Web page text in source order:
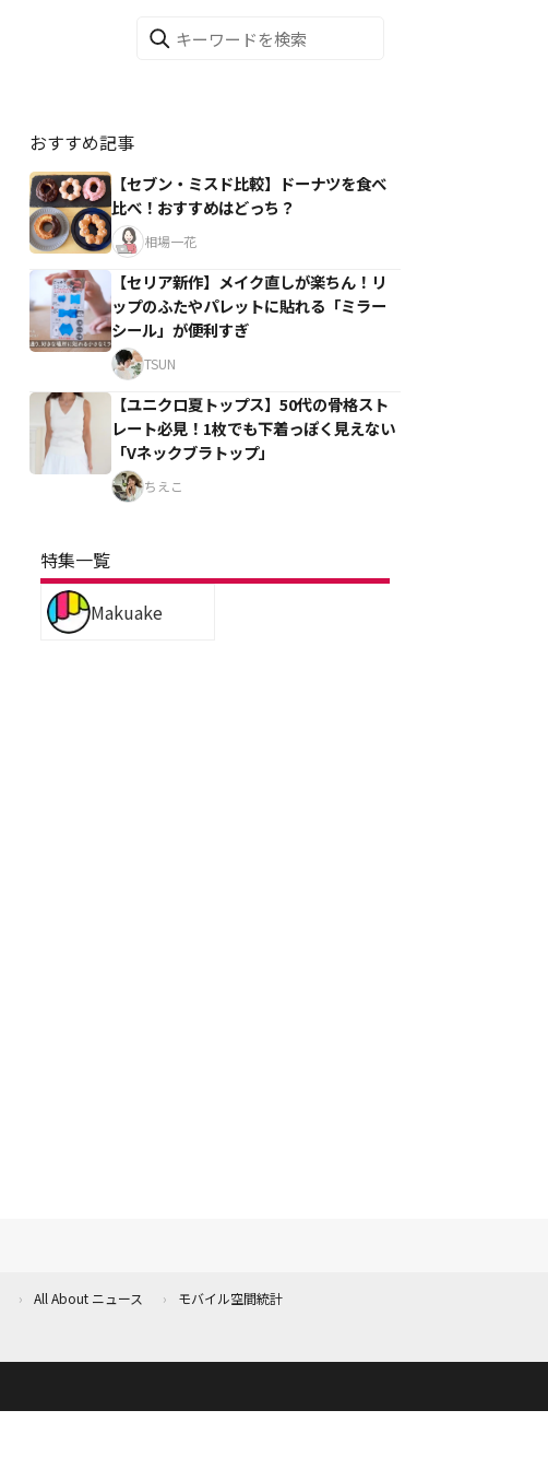
おすすめ記事
【セブン・ミスド比較】ドーナツを食べ
比べ！おすすめはどっち？
相場一花
【セリア新作】メイク直しが楽ちん！リ
ップのふたやパレットに貼れる「ミラー
シール」が便利すぎ
TSUN
【ユニクロ夏トップス】50代の骨格スト
レート必見！1枚でも下着っぽく見えない
「Vネックブラトップ」
ちえこ
特集一覧
Makuake
All About ニュース
モバイル空間統計